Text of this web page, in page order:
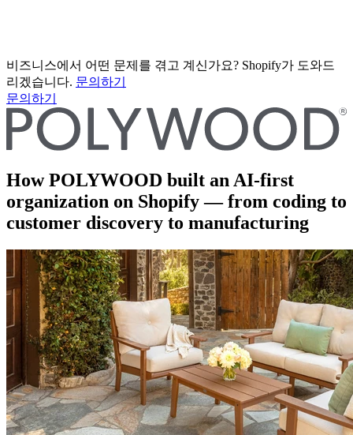
비즈니스에서 어떤 문제를 겪고 계신가요? Shopify가 도와드
리겠습니다. 문의하기
문의하기
How POLYWOOD built an AI-first
organization on Shopify — from coding to
customer discovery to manufacturing